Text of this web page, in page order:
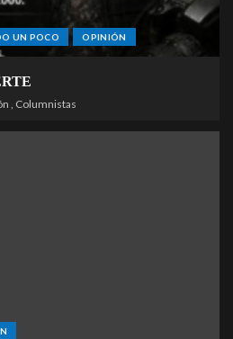
UN POCO OPINIÓN
, Columnistas